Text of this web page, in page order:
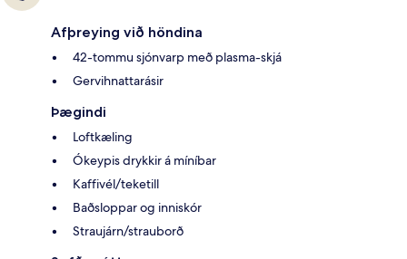
Afþreying við höndina
42-tommu sjónvarp með plasma-skjá
Gervihnattarásir
Þægindi
Loftkæling
Ókeypis drykkir á míníbar
Kaffivél/teketill
Baðsloppar og inniskór
Straujárn/strauborð